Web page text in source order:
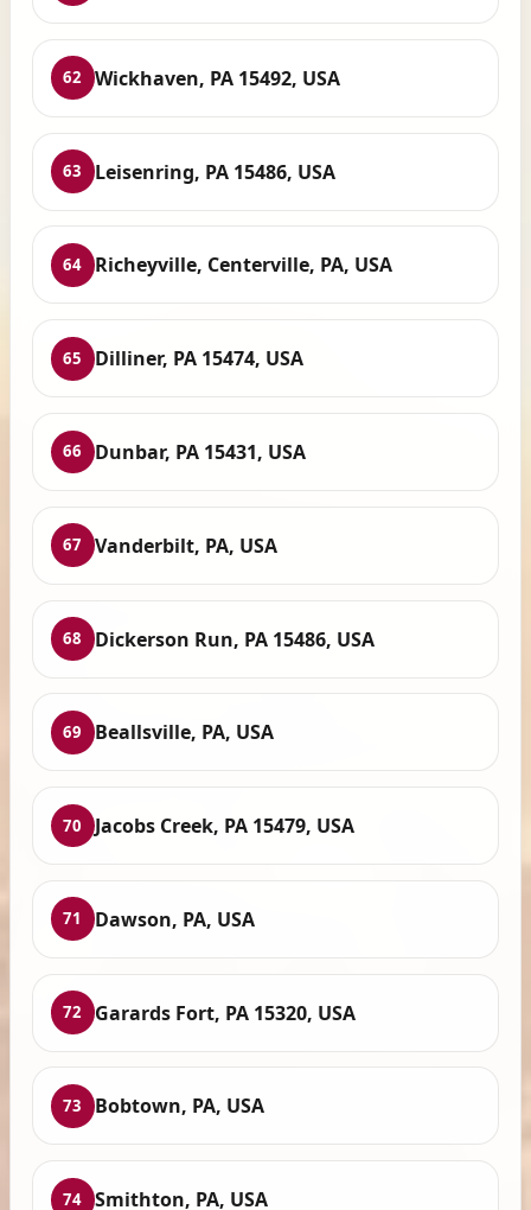
62 Wickhaven, PA 15492, USA
63 Leisenring, PA 15486, USA
64 Richeyville, Centerville, PA, USA
65 Dilliner, PA 15474, USA
66 Dunbar, PA 15431, USA
67 Vanderbilt, PA, USA
68 Dickerson Run, PA 15486, USA
69 Beallsville, PA, USA
70 Jacobs Creek, PA 15479, USA
71 Dawson, PA, USA
72 Garards Fort, PA 15320, USA
73 Bobtown, PA, USA
74 Smithton, PA, USA